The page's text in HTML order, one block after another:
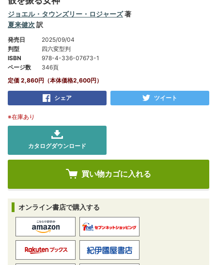
ジョエル・タウンズリー・ロジャーズ著
夏来健次 訳
発売日
2025/09/04
判型
四六変型判
ISBN
978-4-336-07673-1
ページ数
346頁
定価 2,860円（本体価格2,600円）
シェア ツイート
※在庫あり
カタログダウンロード
オンライン書店で購入する